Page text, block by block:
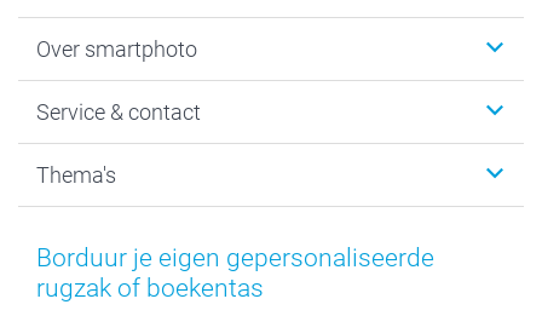
Fotoboeken
Fotocadeaus
Kaarten
Over smartphoto
Vacatures
Bestelproces
Herroepingsrecht
Service & contact
Tevredenheidsgarantie
Mijn orderstatus
smartbonus
Thema's
Baby
Moederdag
Borduur je eigen gepersonaliseerde
rugzak of boekentas